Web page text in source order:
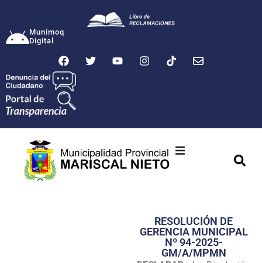
Munimoq
Digital
Transparencia
Seguridad
RESOLUCIÓN DE
GERENCIA MUNICIPAL
Nº 94-2025-
GM/A/MPMN